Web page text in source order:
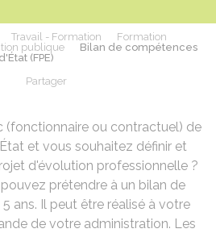
Travail - Formation
Formation
publique
Bilan de compétences
(FPE)
Partager
(fonctionnaire ou contractuel) de
et vous souhaitez définir et
d'évolution professionnelle ?
prétendre à un bilan de
ans. Il peut être réalisé à votre
de votre administration. Les